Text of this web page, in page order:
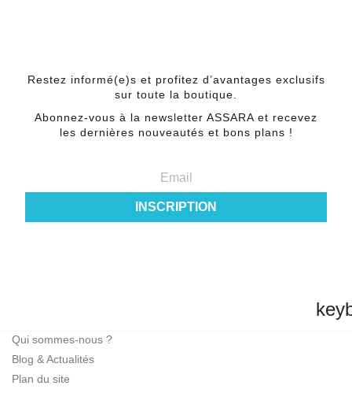
Restez informé(e)s et profitez d’avantages exclusifs
sur toute la boutique.
Abonnez-vous à la newsletter ASSARA et recevez
les dernières nouveautés et bons plans !
INSCRIPTION
Qui sommes-nous ?
Blog & Actualités
Plan du site